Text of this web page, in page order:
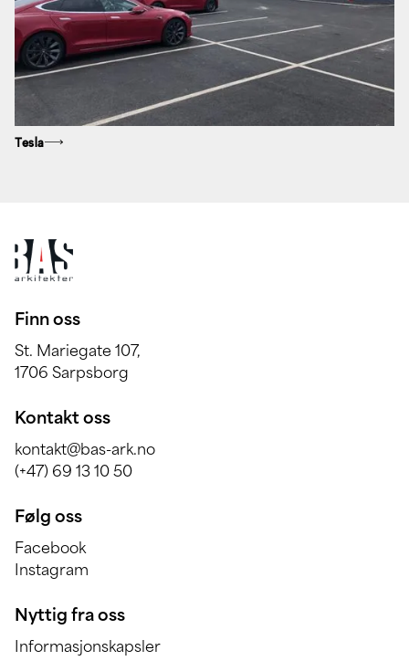
Tesla
Finn oss
St. Mariegate 107,
1706 Sarpsborg
Kontakt oss
kontakt@bas-ark.no
(+47) 69 13 10 50
Følg oss
Facebook
Instagram
Nyttig fra oss
Informasjonskapsler